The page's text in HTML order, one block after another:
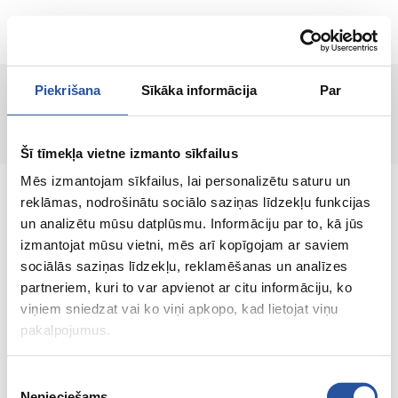
Piekrišana Sīkāka informācija Par
Šī tīmekļa vietne izmanto sīkfailus
Mēs izmantojam sīkfailus, lai personalizētu saturu un
reklāmas, nodrošinātu sociālo saziņas līdzekļu funkcijas
un analizētu mūsu datplūsmu. Informāciju par to, kā jūs
izmantojat mūsu vietni, mēs arī kopīgojam ar saviem
sociālās saziņas līdzekļu, reklamēšanas un analīzes
partneriem, kuri to var apvienot ar citu informāciju, ko
viņiem sniedzat vai ko viņi apkopo, kad lietojat viņu
pakalpojumus.
RU
Страница не найдена!
Интернет-магазин с выгодными ценами и
качественными товарами, где
удовлетворённость клиента является нашей
главной ценностью.
Vse dlja vashego doma i sada!